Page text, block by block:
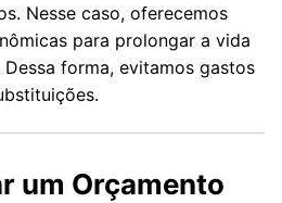
Nesse caso, oferecemos
para prolongar a vida
forma, evitamos gastos
um Orçamento